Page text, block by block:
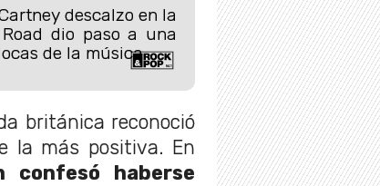
descalzo en la
dio paso a una
de la música.
británica reconoció
la más positiva. En
confesó haberse